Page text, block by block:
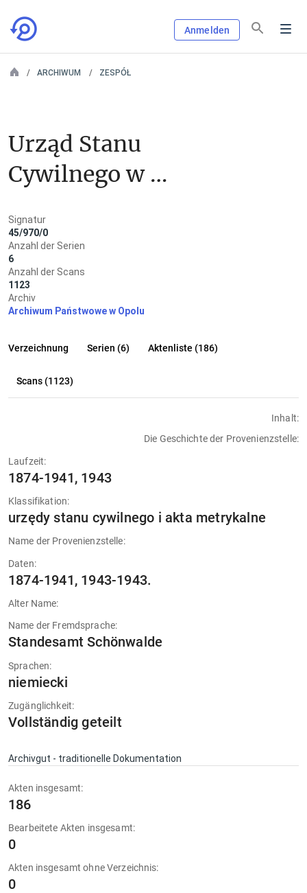
Anmelden
ARCHIWUM ZESPÓŁ
Urząd Stanu
Cywilnego w
Signatur
45/970/0
Anzahl der Serien
6
Anzahl der Scans
1123
Archiv
Archiwum Państwowe w Opolu
Verzeichnung Serien (6) Aktenliste (186)
Scans (1123)
Inhalt:
Die Geschichte der Provenienzstelle:
Laufzeit:
1874-1941, 1943
Klassifikation:
urzędy stanu cywilnego i akta metrykalne
Name der Provenienzstelle:
Daten:
1874-1941, 1943-1943.
Alter Name:
Name der Fremdsprache:
Standesamt Schönwalde
Sprachen:
niemiecki
Zugänglichkeit:
Vollständig geteilt
Archivgut - traditionelle Dokumentation
Akten insgesamt:
186
Bearbeitete Akten insgesamt:
0
Akten insgesamt ohne Verzeichnis:
0